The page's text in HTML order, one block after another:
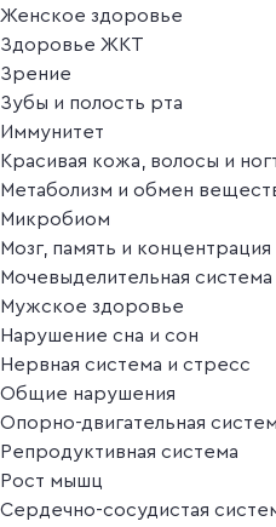
Женское здоровье
Здоровье ЖКТ
Зрение
Зубы и полость рта
Иммунитет
Красивая кожа, волосы и
Метаболизм и обмен
Микробиом
Мозг, память и концентрация
Мочевыделительная система
Мужское здоровье
Нарушение сна и сон
Нервная система и стресс
Общие нарушения
Опорно-двигательная
Репродуктивная система
Рост мышц
Сердечно-сосудистая